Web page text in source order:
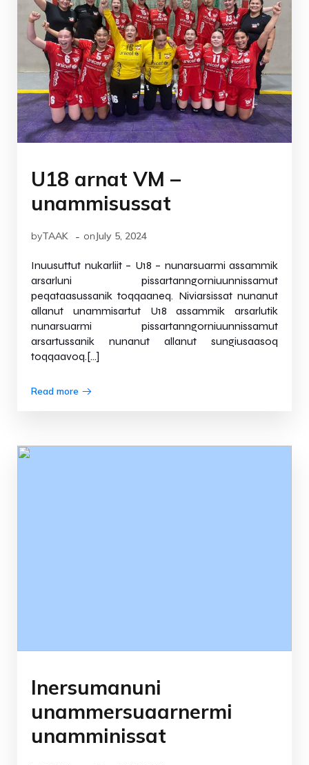
U18 arnat VM –
unammisussat
byTAAK - onJuly 5, 2024
Inuusuttut nukarliit – U18 – nunarsuarmi assammik
arsarluni pissartanngorniuunnissamut
peqataasussanik toqqaaneq. Niviarsissat nunanut
allanut unammisartut U18 assammik arsarlutik
nunarsuarmi pissartanngorniuunnissamut
arsartussanik nunanut allanut sungiusaasoq
toqqaavoq.[…]
Read more
Inersumanuni
unammersuaarnermi
unamminissat